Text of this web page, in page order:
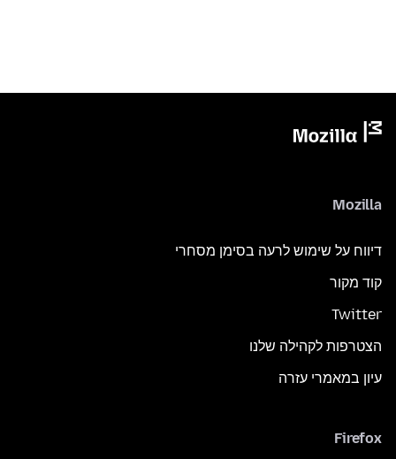
Mozilla
דיווח על שימוש לרעה בסימן מסחרי
קוד מקור
Twitter
הצטרפות לקהילה שלנו
עיון במאמרי עזרה
Firefox